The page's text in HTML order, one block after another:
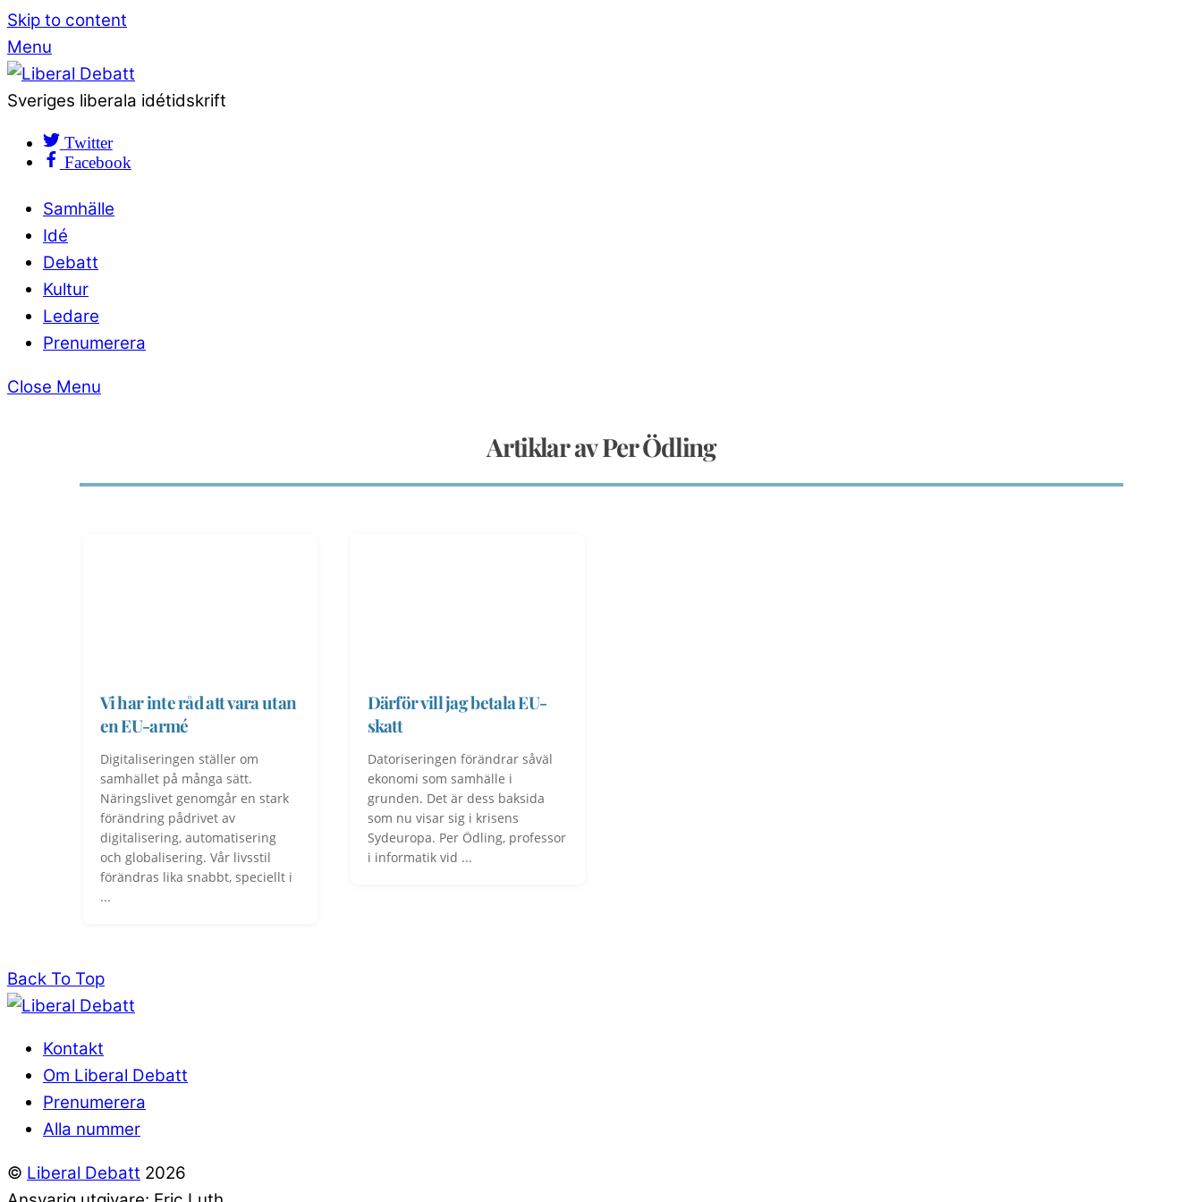
Skip to content
Menu
Sveriges liberala idétidskrift
Twitter
Facebook
Samhälle
Idé
Debatt
Kultur
Ledare
Prenumerera
Close Menu
Artiklar av Per Ödling
Vi har inte råd att vara utan
en EU-armé
Digitaliseringen ställer om
samhället på många sätt.
Näringslivet genomgår en stark
förändring pådrivet av
digitalisering, automatisering
och globalisering. Vår livsstil
förändras lika snabbt, speciellt i
...
Därför vill jag betala EU-
skatt
Datoriseringen förändrar såväl
ekonomi som samhälle i
grunden. Det är dess baksida
som nu visar sig i krisens
Sydeuropa. Per Ödling, professor
i informatik vid ...
Back To Top
Kontakt
Om Liberal Debatt
Prenumerera
Alla nummer
© Liberal Debatt 2026